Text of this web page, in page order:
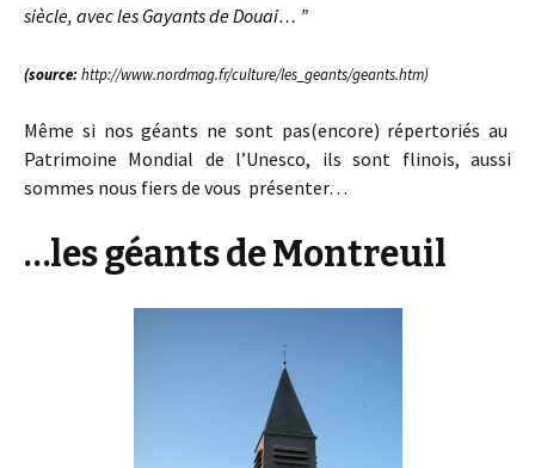
siècle, avec les Gayants de Douai… ”
(source: http://www.nordmag.fr/culture/les_geants/geants.htm)
Même si nos géants ne sont pas(encore) répertoriés au
Patrimoine Mondial de l’Unesco, ils sont flinois, aussi
sommes nous fiers de vous présenter…
…les géants de Montreuil